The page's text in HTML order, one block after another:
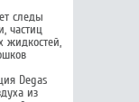
следы
частиц
жидкостей,
Degas
из